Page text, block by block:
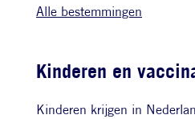
Alle bestemmingen
Kinderen en
Kinderen krijgen in